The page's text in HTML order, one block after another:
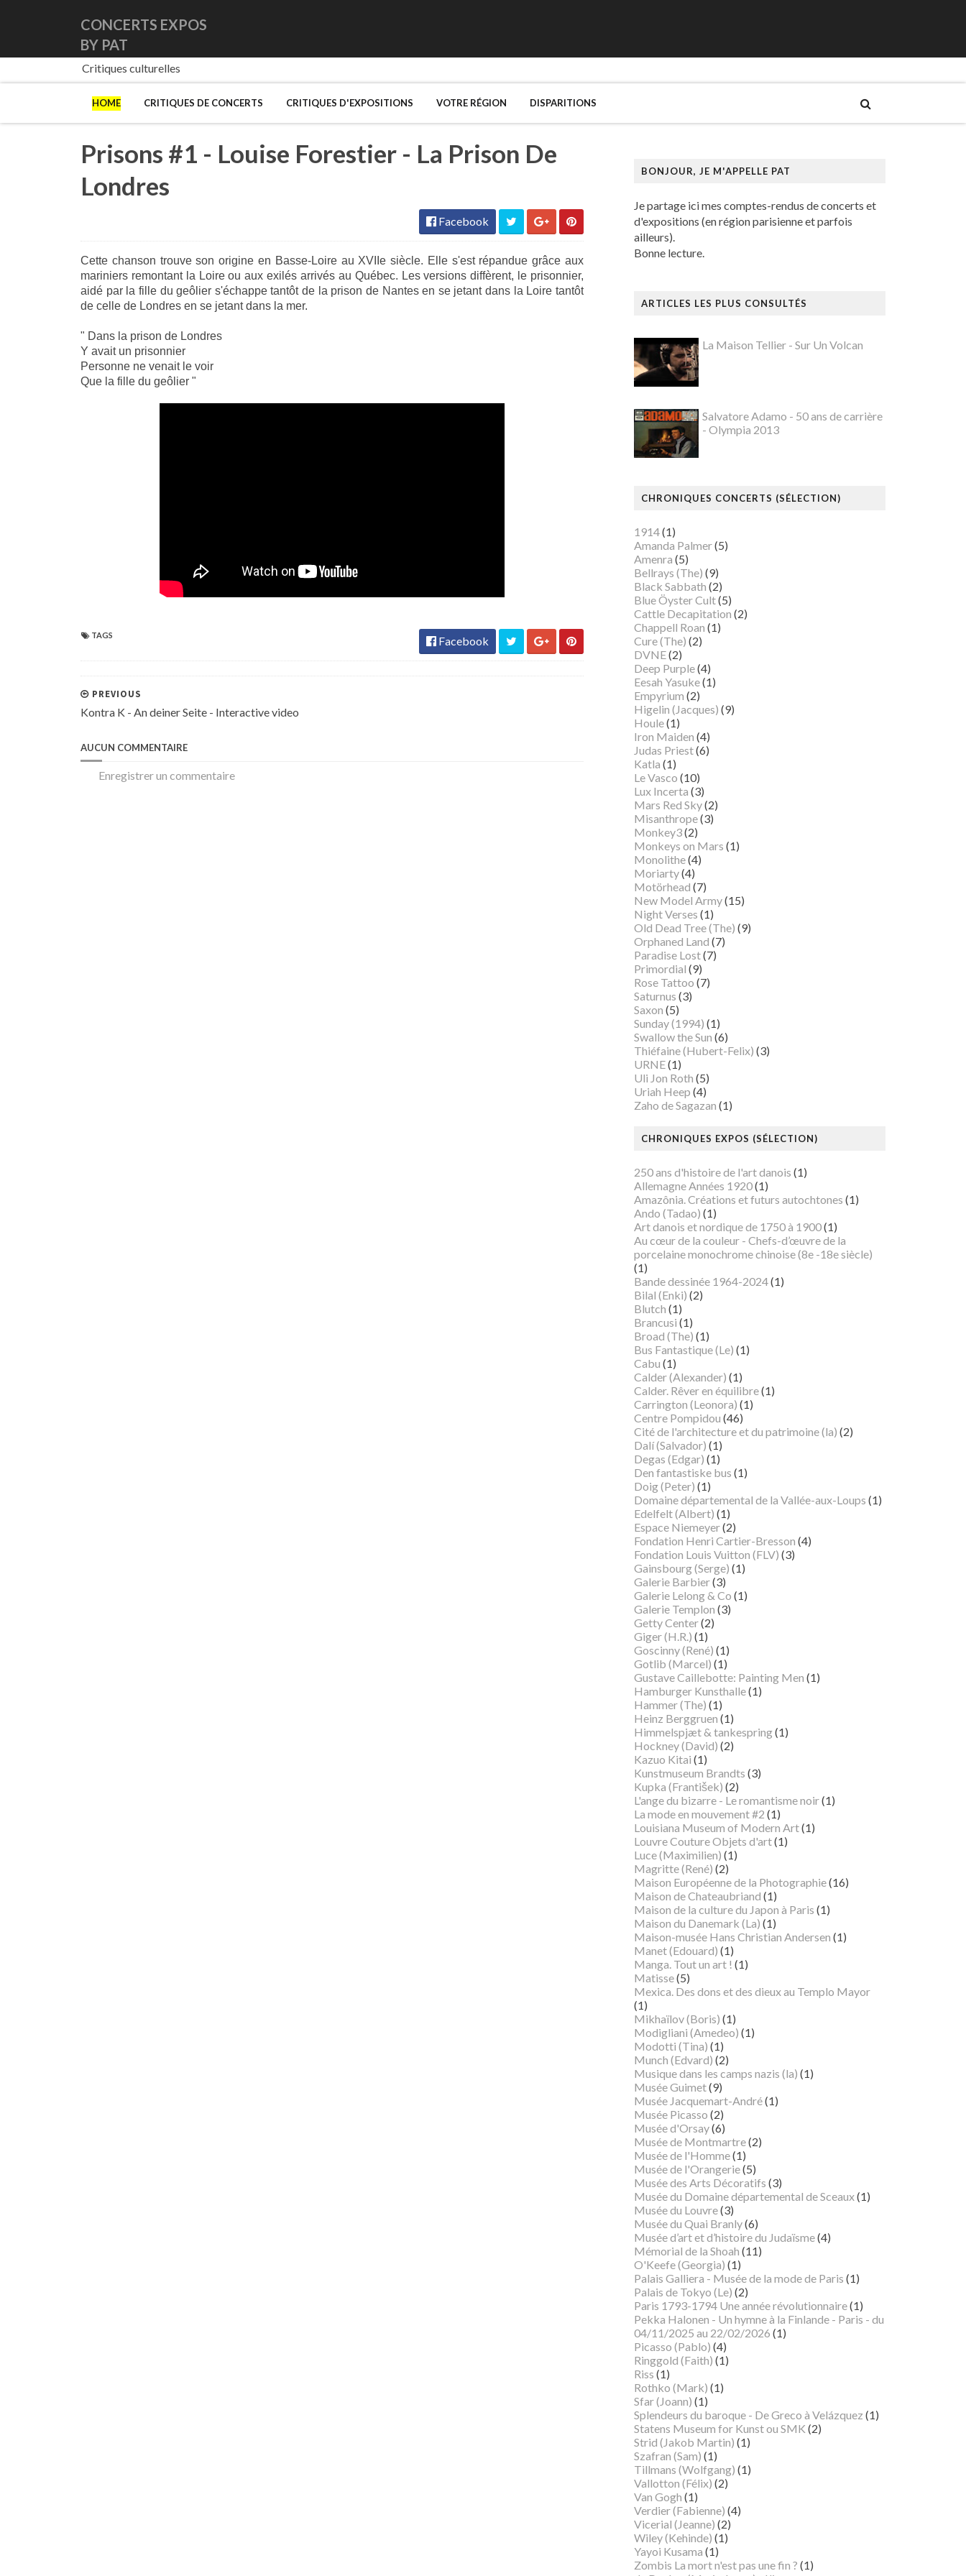
CONCERTS EXPOS
BY PAT
Critiques culturelles
HOME CRITIQUES DE CONCERTS CRITIQUES D'EXPOSITIONS VOTRE RÉGION DISPARITIONS
Prisons #1 - Louise Forestier - La Prison De
Londres
Facebook
Cette chanson trouve son origine en Basse-Loire au XVIIe siècle. Elle s'est répandue grâce aux
mariniers remontant la Loire ou aux exilés arrivés au Québec. Les versions diffèrent, le prisonnier,
aidé par la fille du geôlier s'échappe tantôt de la prison de Nantes en se jetant dans la Loire tantôt
de celle de Londres en se jetant dans la mer.
" Dans la prison de Londres
Y avait un prisonnier
Personne ne venait le voir
Que la fille du geôlier "
TAGS Facebook
PREVIOUS
Kontra K - An deiner Seite - Interactive video
AUCUN COMMENTAIRE
Enregistrer un commentaire
BONJOUR, JE M'APPELLE PAT
Je partage ici mes comptes-rendus de concerts et
d'expositions (en région parisienne et parfois
ailleurs).
Bonne lecture.
ARTICLES LES PLUS CONSULTÉS
La Maison Tellier - Sur Un Volcan
Salvatore Adamo - 50 ans de carrière
- Olympia 2013
CHRONIQUES CONCERTS (SÉLECTION)
1914(1)
Amanda Palmer(5)
Amenra (5)
Bellrays (The) (9)
Black Sabbath (2)
Blue Öyster Cult(5)
Cattle Decapitation (2)
Chappell Roan (1)
Cure (The) (2)
DVNE(2)
Deep Purple(4)
Eesah Yasuke(1)
Empyrium (2)
Higelin (Jacques) (9)
Houle(1)
Iron Maiden (4)
Judas Priest(6)
Katla (1)
Le Vasco (10)
Lux Incerta (3)
Mars Red Sky(2)
Misanthrope(3)
Monkey3(2)
Monkeys on Mars (1)
Monolithe(4)
Moriarty(4)
Motörhead (7)
New Model Army(15)
Night Verses (1)
Old Dead Tree (The) (9)
Orphaned Land (7)
Paradise Lost(7)
Primordial (9)
Rose Tattoo (7)
Saturnus (3)
Saxon (5)
Sunday (1994) (1)
Swallow the Sun (6)
Thiéfaine (Hubert-Felix) (3)
URNE(1)
Uli Jon Roth (5)
Uriah Heep (4)
Zaho de Sagazan (1)
CHRONIQUES EXPOS (SÉLECTION)
250 ans d'histoire de l'art danois (1)
Allemagne Années 1920(1)
Amazônia. Créations et futurs autochtones (1)
Ando (Tadao) (1)
Art danois et nordique de 1750 à 1900(1)
Au cœur de la couleur - Chefs-d’œuvre de la
porcelaine monochrome chinoise (8e -18e siècle)
(1)
Bande dessinée 1964-2024(1)
Bilal (Enki) (2)
Blutch (1)
Brancusi (1)
Broad (The) (1)
Bus Fantastique (Le) (1)
Cabu (1)
Calder (Alexander) (1)
Calder. Rêver en équilibre(1)
Carrington (Leonora) (1)
Centre Pompidou (46)
Cité de l'architecture et du patrimoine (la) (2)
Dalí (Salvador) (1)
Degas (Edgar) (1)
Den fantastiske bus (1)
Doig (Peter) (1)
Domaine départemental de la Vallée-aux-Loups (1)
Edelfelt (Albert) (1)
Espace Niemeyer(2)
Fondation Henri Cartier-Bresson (4)
Fondation Louis Vuitton (FLV) (3)
Gainsbourg (Serge) (1)
Galerie Barbier(3)
Galerie Lelong & Co (1)
Galerie Templon (3)
Getty Center(2)
Giger (H.R.) (1)
Goscinny (René) (1)
Gotlib (Marcel) (1)
Gustave Caillebotte: Painting Men (1)
Hamburger Kunsthalle(1)
Hammer (The) (1)
Heinz Berggruen (1)
Himmelspjæt & tankespring(1)
Hockney (David) (2)
Kazuo Kitai (1)
Kunstmuseum Brandts (3)
Kupka (František) (2)
L'ange du bizarre - Le romantisme noir(1)
La mode en mouvement #2 (1)
Louisiana Museum of Modern Art(1)
Louvre Couture Objets d'art(1)
Luce (Maximilien) (1)
Magritte (René) (2)
Maison Européenne de la Photographie(16)
Maison de Chateaubriand (1)
Maison de la culture du Japon à Paris (1)
Maison du Danemark (La) (1)
Maison-musée Hans Christian Andersen (1)
Manet (Edouard) (1)
Manga. Tout un art ! (1)
Matisse(5)
Mexica. Des dons et des dieux au Templo Mayor
(1)
Mikhaïlov (Boris) (1)
Modigliani (Amedeo) (1)
Modotti (Tina) (1)
Munch (Edvard) (2)
Musique dans les camps nazis (la) (1)
Musée Guimet(9)
Musée Jacquemart-André(1)
Musée Picasso (2)
Musée d'Orsay(6)
Musée de Montmartre(2)
Musée de l'Homme(1)
Musée de l'Orangerie(5)
Musée des Arts Décoratifs (3)
Musée du Domaine départemental de Sceaux(1)
Musée du Louvre(3)
Musée du Quai Branly(6)
Musée d’art et d’histoire du Judaïsme(4)
Mémorial de la Shoah (11)
O'Keefe (Georgia) (1)
Palais Galliera - Musée de la mode de Paris (1)
Palais de Tokyo (Le) (2)
Paris 1793-1794 Une année révolutionnaire(1)
Pekka Halonen - Un hymne à la Finlande - Paris - du
04/11/2025 au 22/02/2026 (1)
Picasso (Pablo) (4)
Ringgold (Faith) (1)
Riss (1)
Rothko (Mark) (1)
Sfar (Joann) (1)
Splendeurs du baroque - De Greco à Velázquez (1)
Statens Museum for Kunst ou SMK (2)
Strid (Jakob Martin) (1)
Szafran (Sam) (1)
Tillmans (Wolfgang) (1)
Vallotton (Félix) (2)
Van Gogh (1)
Verdier (Fabienne) (4)
Vicerial (Jeanne) (2)
Wiley (Kehinde) (1)
Yayoi Kusama (1)
Zombis La mort n'est pas une fin ? (1)